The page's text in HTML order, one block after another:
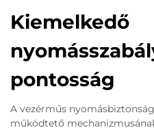
Kiemelkedő
pontosság
A vezérműs
működtető